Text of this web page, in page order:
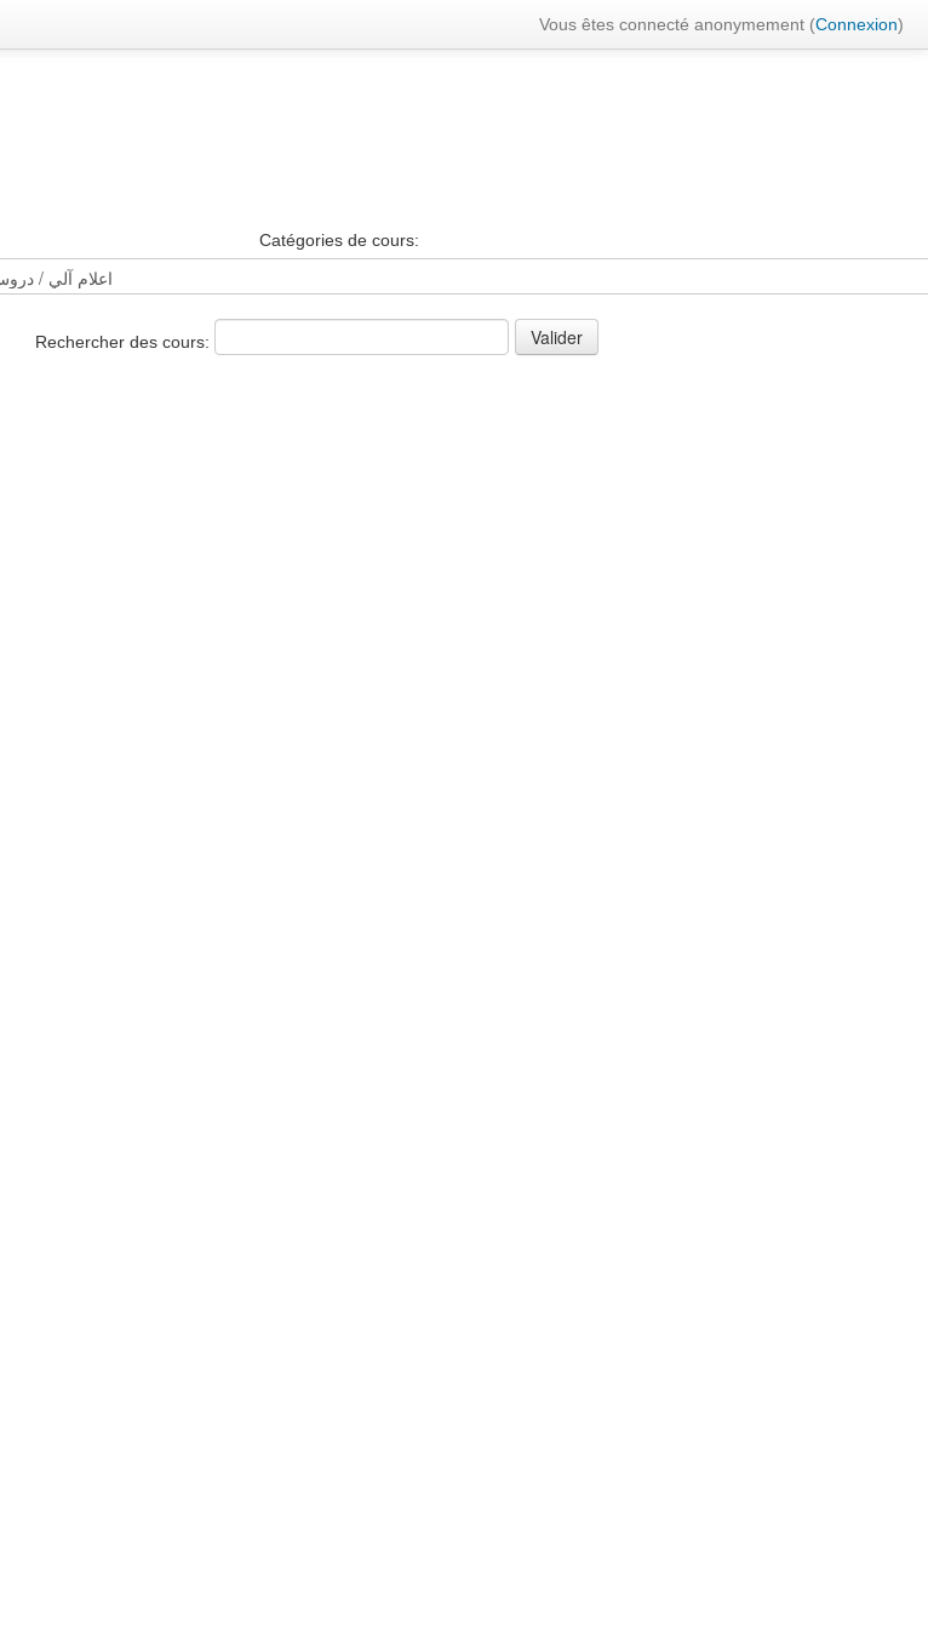
Vous êtes connecté anonymement (Connexion)
Catégories de cours:
Rechercher des cours: